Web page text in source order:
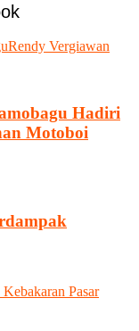
Rendy Vergiawan
Hadiri
Motoboi